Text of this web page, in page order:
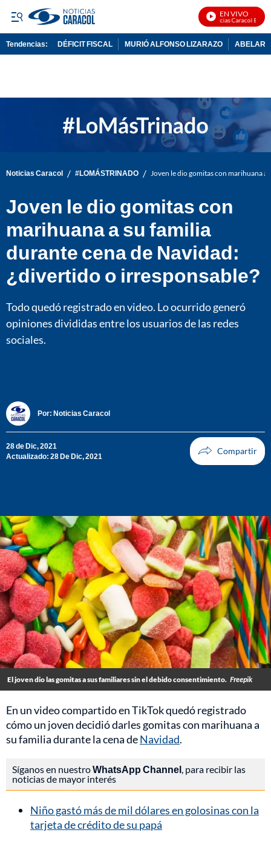
EN VIVO
Noticias Caracol En Vivo
Tendencias: DÉFICIT FISCAL MURIÓ ALFONSO LIZARAZO
Noticias Caracol / #LOMÁSTRINADO / Joven le dio gomitas con marihuana
Joven le dio gomitas con
marihuana a su familia
durante cena de Navidad:
¿divertido o irresponsable?
Todo quedó registrado en video. Lo ocurrido generó
opiniones divididas entre los usuarios de las redes
sociales.
Por: Noticias Caracol
28 de Dic, 2021
Actualizado: 28 De Dic, 2021
El joven dio las gomitas a sus familiares sin el debido consentimiento. Freepik
En un video compartido en TikTok quedó registrado
cómo un joven decidió darles gomitas con marihuana a
su familia durante la cena deNavidad.
Síganos en nuestroWhatsApp Channel, para recibir las
noticias de mayor interés
Niño gastó más de mil dólares en golosinas con la
tarjeta de crédito de su papá